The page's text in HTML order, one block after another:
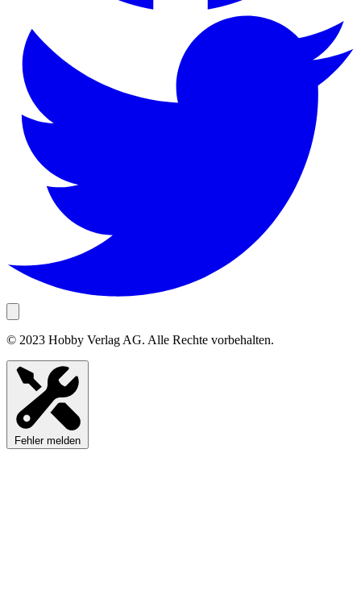
© 2023 Hobby Verlag AG. Alle Rechte vorbehalten.
Fehler melden